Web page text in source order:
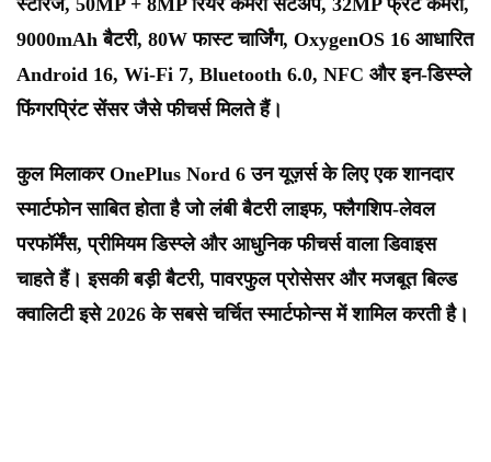
स्टोरेज, 50MP + 8MP रियर कैमरा सेटअप, 32MP फ्रंट कैमरा,
9000mAh बैटरी, 80W फास्ट चार्जिंग, OxygenOS 16 आधारित
Android 16, Wi-Fi 7, Bluetooth 6.0, NFC और इन-डिस्प्ले
फिंगरप्रिंट सेंसर जैसे फीचर्स मिलते हैं।
कुल मिलाकर OnePlus Nord 6 उन यूज़र्स के लिए एक शानदार
स्मार्टफोन साबित होता है जो लंबी बैटरी लाइफ, फ्लैगशिप-लेवल
परफॉर्मेंस, प्रीमियम डिस्प्ले और आधुनिक फीचर्स वाला डिवाइस
चाहते हैं। इसकी बड़ी बैटरी, पावरफुल प्रोसेसर और मजबूत बिल्ड
क्वालिटी इसे 2026 के सबसे चर्चित स्मार्टफोन्स में शामिल करती है।